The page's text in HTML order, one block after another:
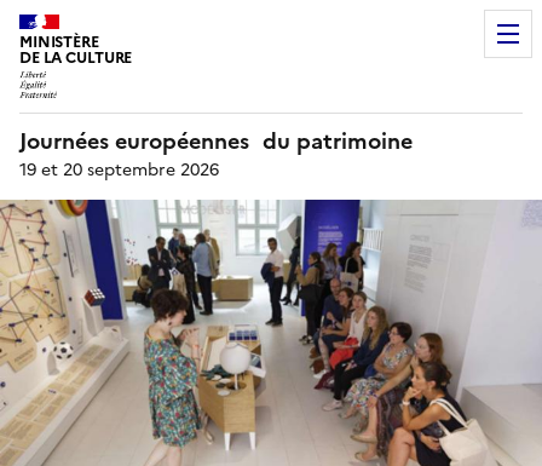
MINISTÈRE
DE LA CULTURE
Journées européennes du patrimoine
19 et 20 septembre 2026